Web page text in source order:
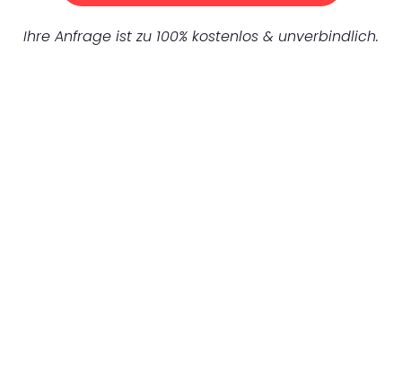
Ihre Anfrage ist zu 100% kostenlos & unverbindlich.